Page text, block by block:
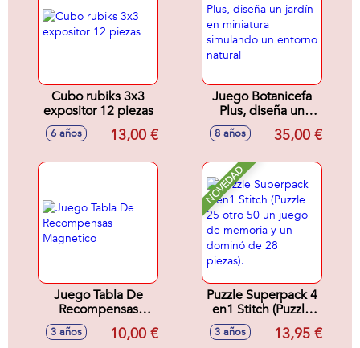
Cubo rubiks 3x3
expositor 12 piezas
6 años 13,00 €
Juego Botanicefa
Plus, diseña un
jardín en miniatura
simulando un
8 años 35,00 €
Juego Tabla De
Recompensas
Magnetico
3 años 10,00 €
NOVEDAD
Puzzle Superpack 4
en1 Stitch (Puzzle
25 otro 50 un juego
de memoria y un
3 años 13,95 €